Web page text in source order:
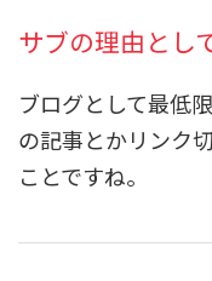
サブの理由とし
ブログとして最低
の記事とかリンク
ことですね。